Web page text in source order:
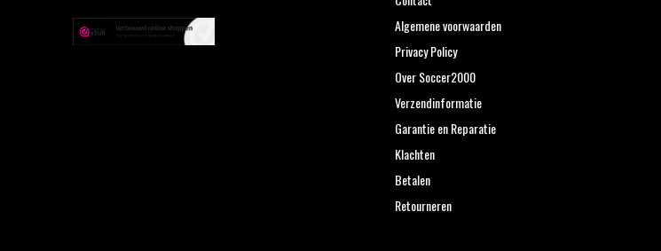
Algemene voorwaarden
Privacy Policy
Over Soccer2000
Verzendinformatie
Garantie en Reparatie
Klachten
Betalen
Retourneren